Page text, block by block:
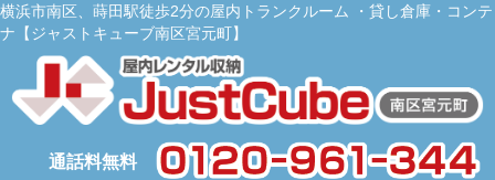
横浜市南区、蒔田駅徒歩2分の屋内トランクルーム ・貸し倉庫・コンテ
ナ【ジャストキューブ南区宮元町】